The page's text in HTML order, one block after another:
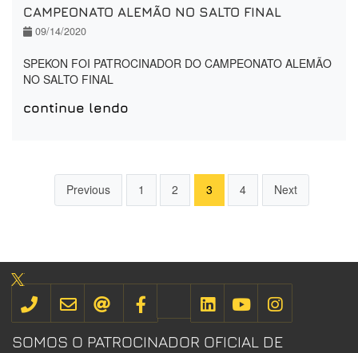
CAMPEONATO ALEMÃO NO SALTO FINAL
09/14/2020
SPEKON FOI PATROCINADOR DO CAMPEONATO ALEMÃO
NO SALTO FINAL
continue lendo
Previous 1 2 3 4 Next
SOMOS O PATROCINADOR OFICIAL DE